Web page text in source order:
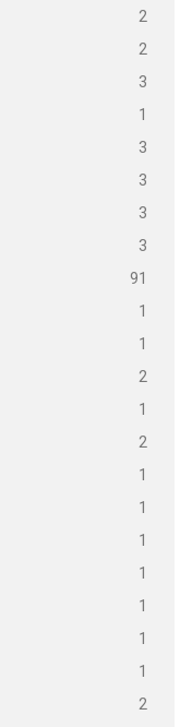
2
2
3
1
3
3
3
3
91
1
1
2
1
2
1
1
1
1
1
1
1
2